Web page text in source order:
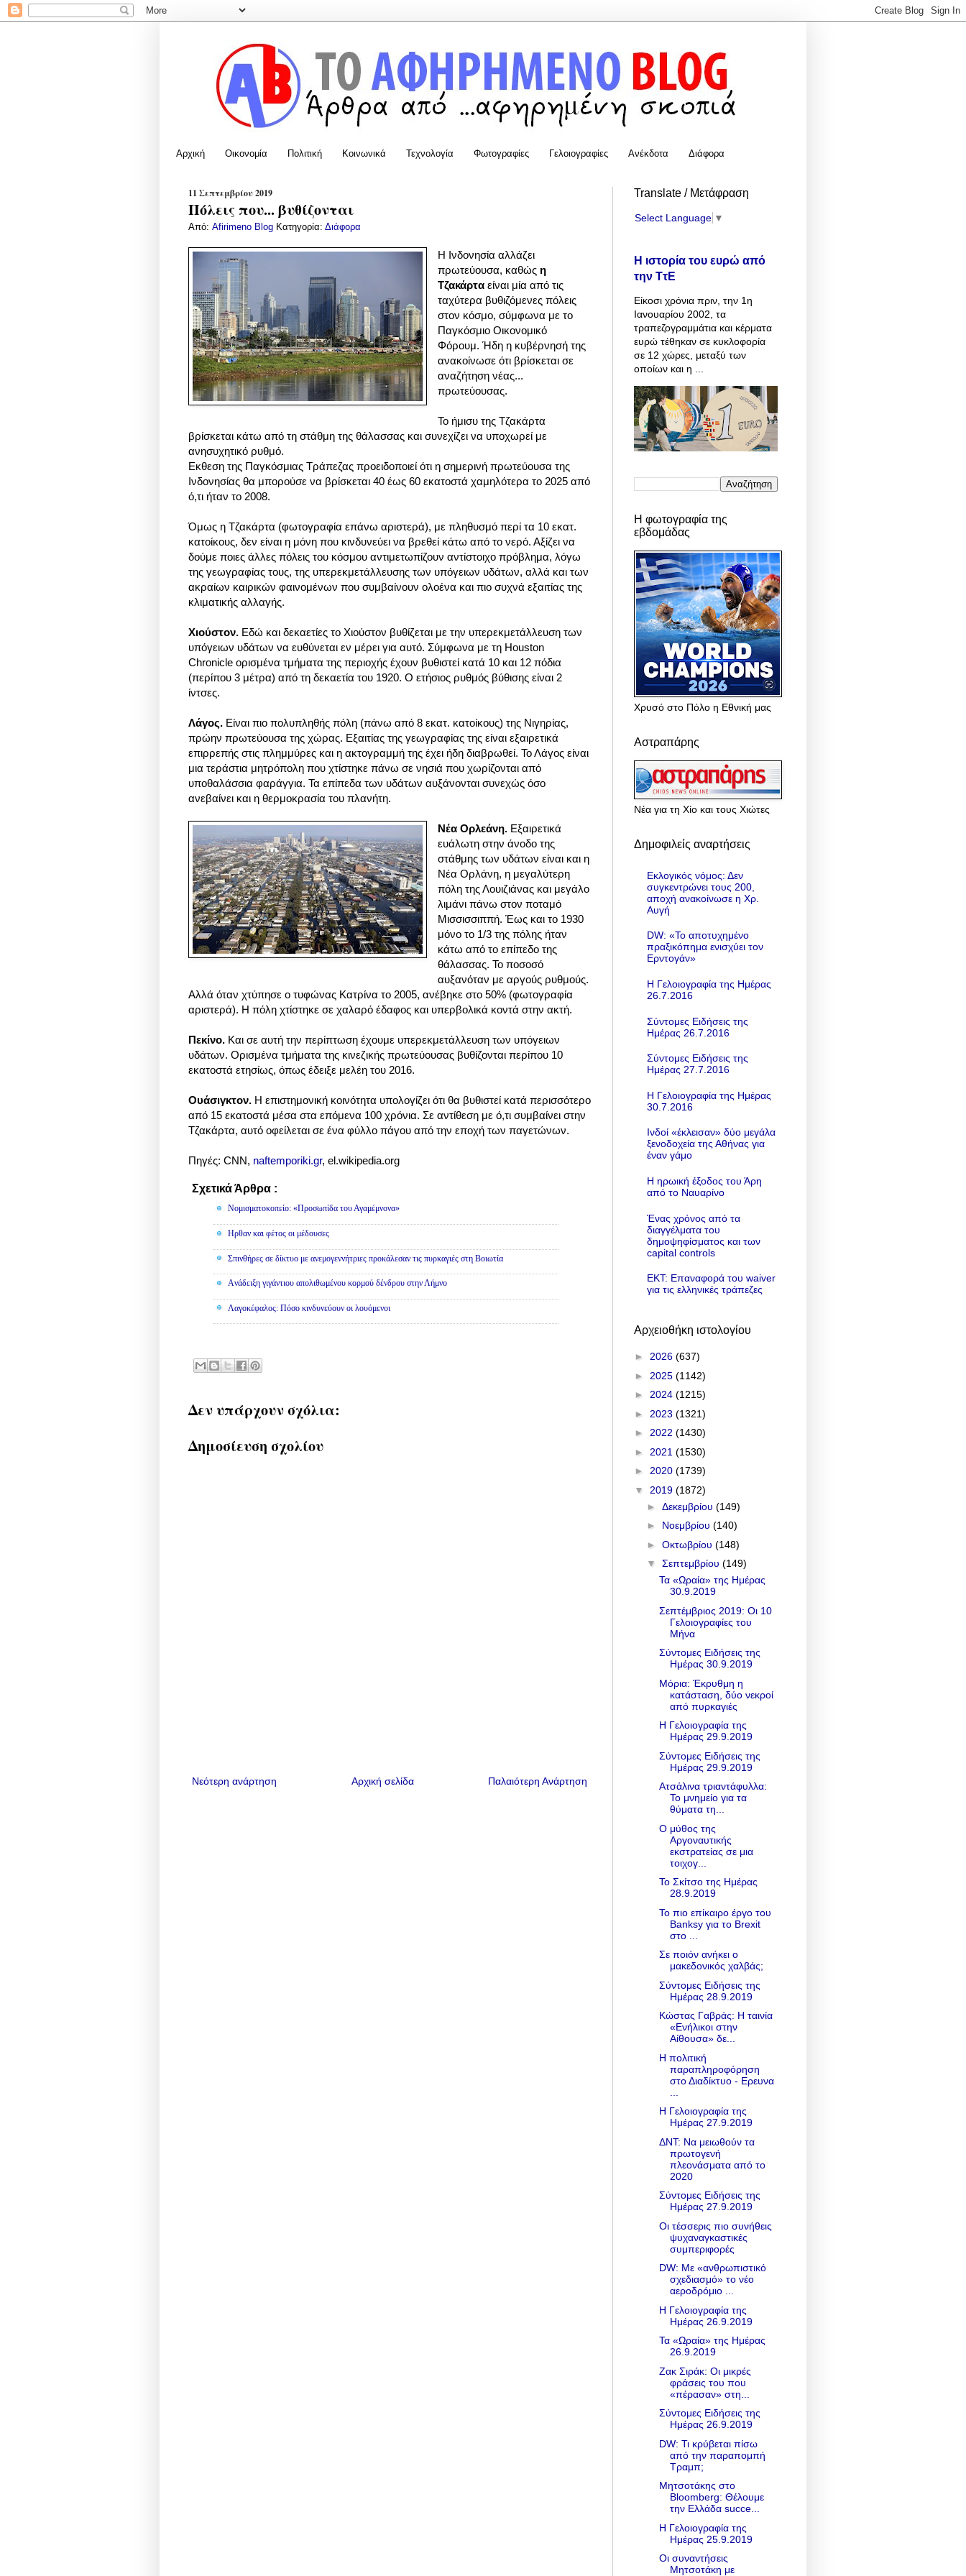
Αρχική Οικονομία Πολιτική Κοινωνικά Τεχνολογία Φωτογραφίες Γελοιογραφίες Ανέκδοτα Διάφορα
11 Σεπτεμβρίου 2019
Πόλεις που... βυθίζονται
Από: Afirimeno Blog Κατηγορία: Διάφορα
Η Ινδονησία αλλάζει
πρωτεύουσα, καθώς η
Τζακάρτα είναι μία από τις
ταχύτερα βυθιζόμενες πόλεις
στον κόσμο, σύμφωνα με το
Παγκόσμιο Οικονομικό
Φόρουμ. Ήδη η κυβέρνησή της
ανακοίνωσε ότι βρίσκεται σε
αναζήτηση νέας...
πρωτεύουσας.
Το ήμισυ της Τζακάρτα
βρίσκεται κάτω από τη στάθμη της θάλασσας και συνεχίζει να υποχωρεί με
ανησυχητικό ρυθμό.
Εκθεση της Παγκόσμιας Τράπεζας προειδοποιεί ότι η σημερινή πρωτεύουσα της
Ινδονησίας θα μπορούσε να βρίσκεται 40 έως 60 εκατοστά χαμηλότερα το 2025 από
ό,τι ήταν το 2008.
Όμως η Τζακάρτα (φωτογραφία επάνω αριστερά), με πληθυσμό περί τα 10 εκατ.
κατοίκους, δεν είναι η μόνη που κινδυνεύει να βρεθεί κάτω από το νερό. Αξίζει να
δούμε ποιες άλλες πόλεις του κόσμου αντιμετωπίζουν αντίστοιχο πρόβλημα, λόγω
της γεωγραφίας τους, της υπερεκμετάλλευσης των υπόγειων υδάτων, αλλά και των
ακραίων καιρικών φαινομένων που συμβαίνουν ολοένα και πιο συχνά εξαιτίας της
κλιματικής αλλαγής.
Χιούστον. Εδώ και δεκαετίες το Χιούστον βυθίζεται με την υπερεκμετάλλευση των
υπόγειων υδάτων να ευθύνεται εν μέρει για αυτό. Σύμφωνα με τη Houston
Chronicle ορισμένα τμήματα της περιοχής έχουν βυθιστεί κατά 10 και 12 πόδια
(περίπου 3 μέτρα) από τη δεκαετία του 1920. Ο ετήσιος ρυθμός βύθισης είναι 2
ίντσες.
Λάγος. Είναι πιο πολυπληθής πόλη (πάνω από 8 εκατ. κατοίκους) της Νιγηρίας,
πρώην πρωτεύουσα της χώρας. Εξαιτίας της γεωγραφίας της είναι εξαιρετικά
επιρρεπής στις πλημμύρες και η ακτογραμμή της έχει ήδη διαβρωθεί. Το Λάγος είναι
μια τεράστια μητρόπολη που χτίστηκε πάνω σε νησιά που χωρίζονται από
υποθαλάσσια φαράγγια. Τα επίπεδα των υδάτων αυξάνονται συνεχώς όσο
ανεβαίνει και η θερμοκρασία του πλανήτη.
Νέα Ορλεάνη. Εξαιρετικά
ευάλωτη στην άνοδο της
στάθμης των υδάτων είναι και η
Νέα Ορλάνη, η μεγαλύτερη
πόλη της Λουιζιάνας και μεγάλο
λιμάνι πάνω στον ποταμό
Μισσισσιππή. Έως και το 1930
μόνο το 1/3 της πόλης ήταν
κάτω από το επίπεδο της
θάλασσας. Το ποσοσό
αυξανόταν με αργούς ρυθμούς.
Αλλά όταν χτύπησε ο τυφώνας Κατρίνα το 2005, ανέβηκε στο 50% (φωτογραφία
αριστερά). Η πόλη χτίστηκε σε χαλαρό έδαφος και υπερβολικά κοντά στην ακτή.
Πεκίνο. Και σε αυτή την περίπτωση έχουμε υπερεκμετάλλευση των υπόγειων
υδάτων. Ορισμένα τμήματα της κινεζικής πρωτεύουσας βυθίζονται περίπου 10
εκατοστά ετησίως, όπως έδειξε μελέη του 2016.
Ουάσιγκτον. Η επιστημονική κοινότητα υπολογίζει ότι θα βυθιστεί κατά περισσότερο
από 15 εκατοστά μέσα στα επόμενα 100 χρόνια. Σε αντίθεση με ό,τι συμβαίνει στην
Τζακάρτα, αυτό οφείλεται σε ένα φύλλο πάγου από την εποχή των παγετώνων.
Πηγές: CNN, naftemporiki.gr, el.wikipedia.org
Σχετικά Άρθρα :
Νομισματοκοπείο: «Προσωπίδα του Αγαμέμνονα»
Ηρθαν και φέτος οι μέδουσες
Σπινθήρες σε δίκτυο με ανεμογεννήτριες προκάλεσαν τις πυρκαγιές στη Βοιωτία
Aνάδειξη γιγάντιου απολιθωμένου κορμού δένδρου στην Λήμνο
Λαγοκέφαλος: Πόσο κινδυνεύουν οι λουόμενοι
Δεν υπάρχουν σχόλια:
Δημοσίευση σχολίου
Νεότερη ανάρτηση Παλαιότερη Ανάρτηση
Αρχική σελίδα
Translate / Μετάφραση
Select Language ▼
Η ιστορία του ευρώ από
την ΤτΕ
Είκοσι χρόνια πριν, την 1η
Ιανουαρίου 2002, τα
τραπεζογραμμάτια και κέρματα
ευρώ τέθηκαν σε κυκλοφορία
σε 12 χώρες, μεταξύ των
οποίων και η ...
Η φωτογραφία της
εβδομάδας
Χρυσό στο Πόλο η Εθνική μας
Αστραπάρης
Νέα για τη Χίο και τους Χιώτες
Δημοφιλείς αναρτήσεις
Εκλογικός νόμος: Δεν
συγκεντρώνει τους 200,
αποχή ανακοίνωσε η Χρ.
Αυγή
DW: «To αποτυχημένο
πραξικόπημα ενισχύει τον
Ερντογάν»
Η Γελοιογραφία της Ημέρας
26.7.2016
Σύντομες Ειδήσεις της
Ημέρας 26.7.2016
Σύντομες Ειδήσεις της
Ημέρας 27.7.2016
Η Γελοιογραφία της Ημέρας
30.7.2016
Ινδοί «έκλεισαν» δύο μεγάλα
ξενοδοχεία της Αθήνας για
έναν γάμο
Η ηρωική έξοδος του Άρη
από το Ναυαρίνο
Ένας χρόνος από τα
διαγγέλματα του
δημοψηφίσματος και των
capital controls
ΕΚΤ: Επαναφορά του waiver
για τις ελληνικές τράπεζες
Αρχειοθήκη ιστολογίου
► 2026 (637)
► 2025 (1142)
► 2024 (1215)
► 2023 (1321)
► 2022 (1430)
► 2021 (1530)
► 2020 (1739)
▼ 2019 (1872)
► Δεκεμβρίου (149)
► Νοεμβρίου (140)
► Οκτωβρίου (148)
▼ Σεπτεμβρίου (149)
Τα «Ωραία» της Ημέρας
30.9.2019
Σεπτέμβριος 2019: Οι 10
Γελοιογραφίες του
Μήνα
Σύντομες Ειδήσεις της
Ημέρας 30.9.2019
Μόρια: Έκρυθμη η
κατάσταση, δύο νεκροί
από πυρκαγιές
Η Γελοιογραφία της
Ημέρας 29.9.2019
Σύντομες Ειδήσεις της
Ημέρας 29.9.2019
Ατσάλινα τριαντάφυλλα:
Το μνημείο για τα
θύματα τη...
Ο μύθος της
Αργοναυτικής
εκστρατείας σε μια
τοιχογ...
Το Σκίτσο της Ημέρας
28.9.2019
Το πιο επίκαιρο έργο του
Banksy για το Brexit
στο ...
Σε ποιόν ανήκει ο
μακεδονικός χαλβάς;
Σύντομες Ειδήσεις της
Ημέρας 28.9.2019
Κώστας Γαβράς: Η ταινία
«Ενήλικοι στην
Αίθουσα» δε...
Η πολιτική
παραπληροφόρηση
στο Διαδίκτυο - Ερευνα
Η Γελοιογραφία της
Ημέρας 27.9.2019
ΔΝΤ: Να μειωθούν τα
πρωτογενή
πλεονάσματα από το
2020
Σύντομες Ειδήσεις της
Ημέρας 27.9.2019
Οι τέσσερις πιο συνήθεις
ψυχαναγκαστικές
συμπεριφορές
DW: Με «ανθρωπιστικό
σχεδιασμό» το νέο
αεροδρόμιο ...
Η Γελοιογραφία της
Ημέρας 26.9.2019
Τα «Ωραία» της Ημέρας
26.9.2019
Ζακ Σιράκ: Οι μικρές
φράσεις του που
«πέρασαν» στη...
Σύντομες Ειδήσεις της
Ημέρας 26.9.2019
DW: Τι κρύβεται πίσω
από την παραπομπή
Τραμπ;
Μητσοτάκης στο
Bloomberg: Θέλουμε
την Ελλάδα succe...
Η Γελοιογραφία της
Ημέρας 25.9.2019
Οι συναντήσεις
Μητσοτάκη με